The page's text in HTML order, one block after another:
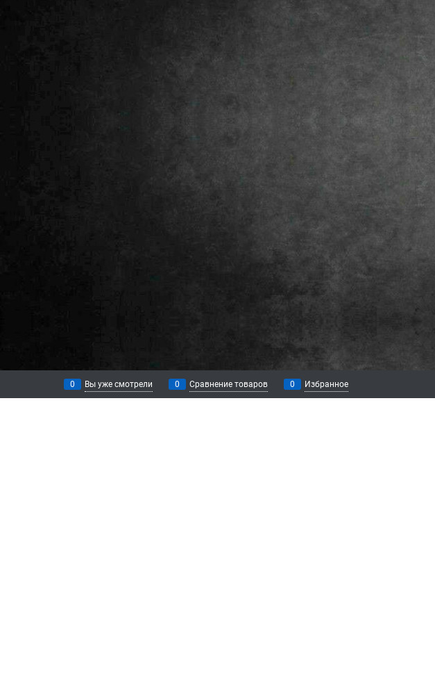
0 Вы уже смотрели 0 Сравнение товаров 0 Избранное